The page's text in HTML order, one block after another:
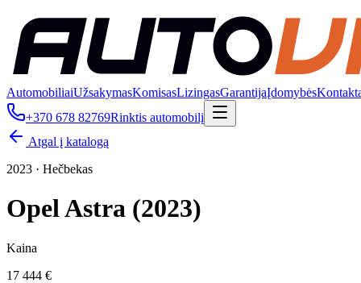
AutomobiliaiUžsakymasKomisasLizingasGarantijaĮdomybės
+370 678 82769Rinktis automobilį
Atgal į katalogą
2023 · Hečbekas
Opel Astra (2023)
Kaina
17 444 €